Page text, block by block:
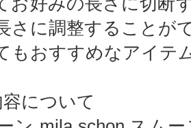
さに調整することが
もおすすめなアイテ
について